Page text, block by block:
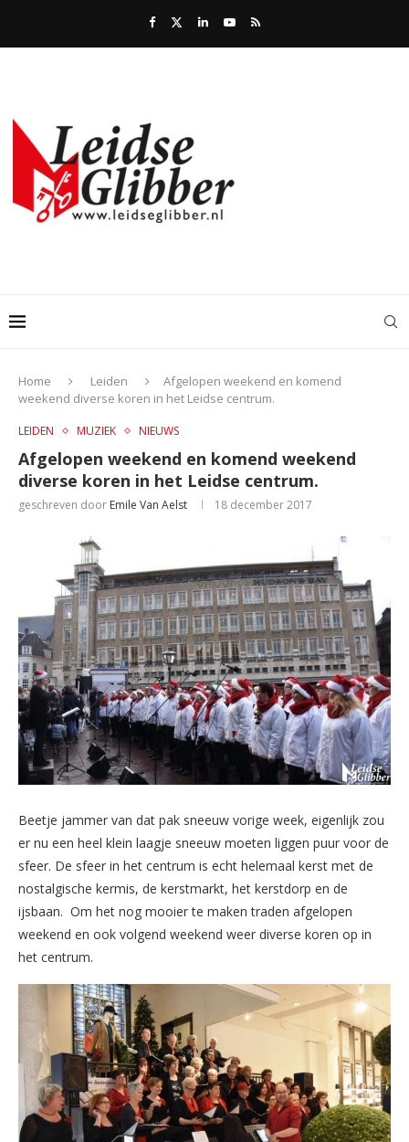
Home Leiden
Afgelopen weekend en komend
weekend diverse koren in het Leidse centrum.
LEIDEN MUZIEK NIEUWS
Afgelopen weekend en komend weekend
diverse koren in het Leidse centrum.
geschreven door Emile Van Aelst 18 december 2017
Beetje jammer van dat pak sneeuw vorige week, eigenlijk zou
er nu een heel klein laagje sneeuw moeten liggen puur voor de
sfeer. De sfeer in het centrum is echt helemaal kerst met de
nostalgische kermis, de kerstmarkt, het kerstdorp en de
ijsbaan. Om het nog mooier te maken traden afgelopen
weekend en ook volgend weekend weer diverse koren op in
het centrum.